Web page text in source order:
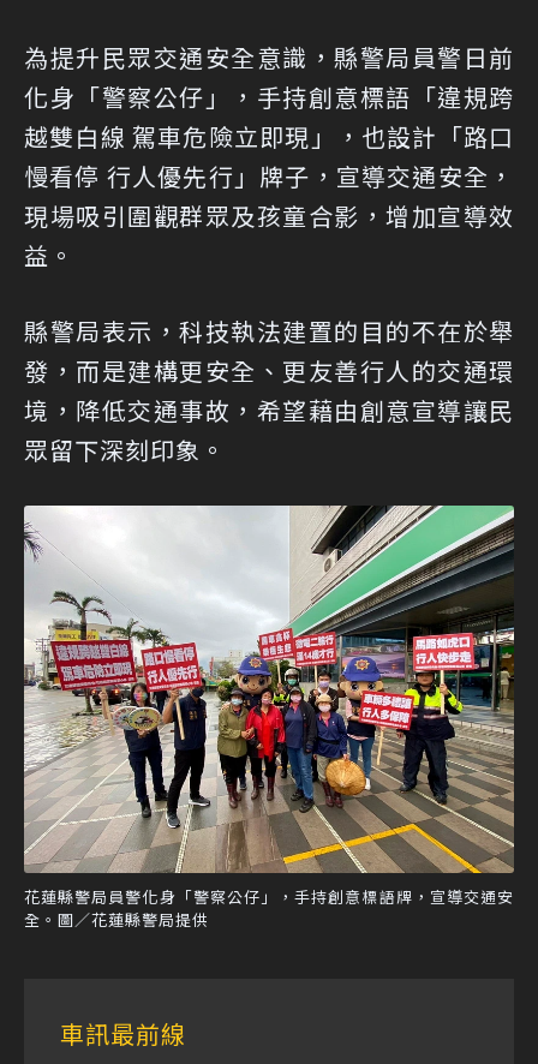
為提升民眾交通安全意識，縣警局員警日前
化身「警察公仔」，手持創意標語「違規跨
越雙白線 駕車危險立即現」，也設計「路口
慢看停 行人優先行」牌子，宣導交通安全，
現場吸引圍觀群眾及孩童合影，增加宣導效
益。
縣警局表示，科技執法建置的目的不在於舉
發，而是建構更安全、更友善行人的交通環
境，降低交通事故，希望藉由創意宣導讓民
眾留下深刻印象。
花蓮縣警局員警化身「警察公仔」，手持創意標語牌，宣導交通安
全。圖／花蓮縣警局提供
車訊最前線